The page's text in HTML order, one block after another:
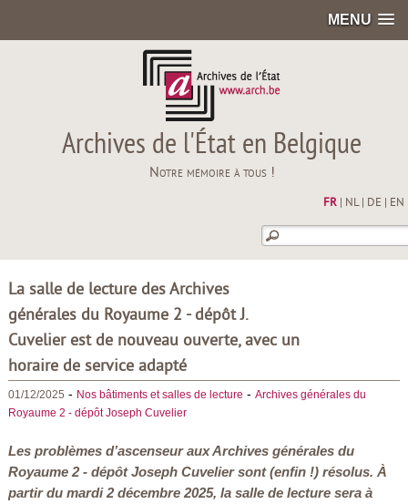
MENU
Archives de l'État en Belgique
Notre mémoire à tous !
FR| NL| DE EN
La salle de lecture des Archives
générales du Royaume 2 - dépôt J.
Cuvelier est de nouveau ouverte, avec un
horaire de service adapté
01/12/2025 - Nos bâtiments et salles de lecture - Archives générales du
Royaume 2 - dépôt Joseph Cuvelier
Les problèmes d’ascenseur aux Archives générales du
Royaume 2 - dépôt Joseph Cuvelier sont (enfin !) résolus. À
partir du mardi 2 décembre 2025, la salle de lecture sera à